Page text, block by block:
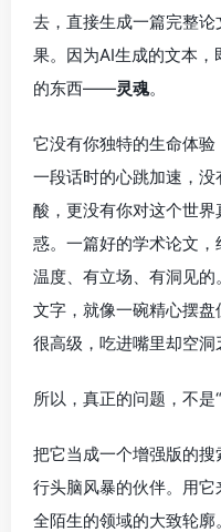
去，直接生成一篇完整
果。因为AI生成的文本
的东西——灵魂。
它没有你独特的生命体
一段话时的心跳加速，
酸，更没有你对这个世
惑。一篇好的学术论文
温度、有立场、有洞见
文字，就像一碗精心摆
很高级，吃进嘴里却空洞
所以，真正的问题，不是
把它当成一个增强版的
行头脑风暴的伙伴。用它
全陌生的领域的大致轮廓